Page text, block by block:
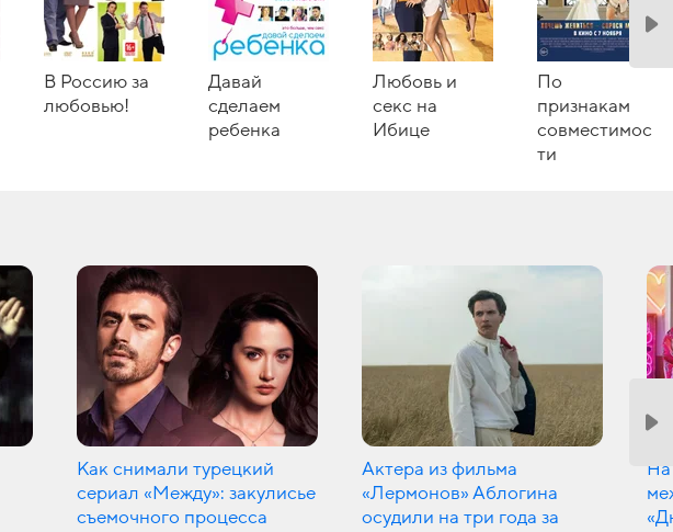
В Россию за
любовью!
Давай
сделаем
ребенка
Любовь и
секс на
Ибице
По
признакам
совместимос
ти
Как снимали турецкий
сериал «Между»: закулисье
съемочного процесса
Актера из фильма
«Лермонов» Аблогина
осудили на три года за
На